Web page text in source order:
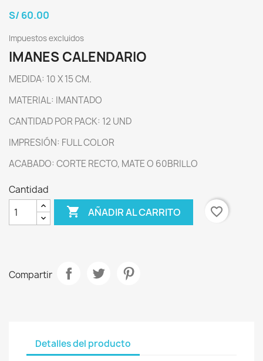
S/ 60.00
Impuestos excluidos
IMANES CALENDARIO
MEDIDA: 10 X 15 CM.
MATERIAL: IMANTADO
CANTIDAD POR PACK: 12 UND
IMPRESIÓN: FULL COLOR
ACABADO: CORTE RECTO, MATE O 60BRILLO
Cantidad
 AÑADIR AL CARRITO favorite_border
Compartir
Detalles del producto